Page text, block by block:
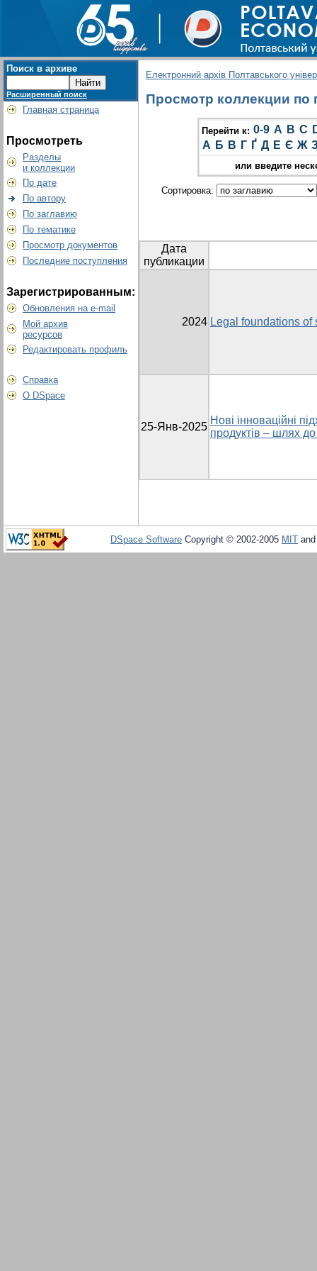
Поиск в архиве
Расширенный поиск
Главная страница
Просмотреть
Разделы
и коллекции
По дате
По автору
По заглавию
По тематике
Просмотр документов
Последние поступления
Зарегистрированным:
Обновления на e-mail
Мой архив
ресурсов
Редактировать профиль
Справка
О DSpace
Електронний архів Полтавського
Просмотр коллекции по
Перейти к: 0-9 A B C
А Б В Г Ґ Д Е Є Ж
или введите
Сортировка:
Дата
публикации
2024 Legal foundations
25-Янв-2025
Нові інноваційні
продуктів – шлях до
DSpace Software Copyright © 2002-2005 MIT